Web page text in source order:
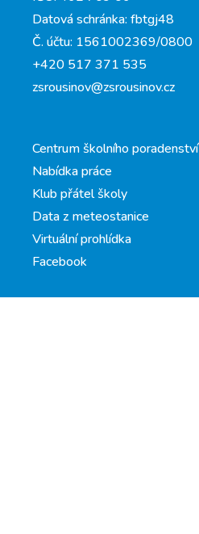
Datová schránka: fbtgj48
Č. účtu: 1561002369/0800
+420 517 371 535
zsrousinov@zsrousinov.cz
Centrum školního poradenství
Nabídka práce
Klub přátel školy
Data z meteostanice
Virtuální prohlídka
Facebook